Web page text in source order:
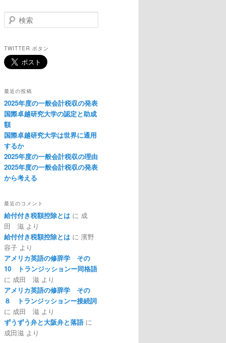
検
索
TWITTER ボタン
最近の投稿
2025年度の一般会計税収の発表
国際卓越研究大学の認定と助成
額
国際卓越研究大学は世界に通用
するか
2025年度の一般会計税収の理由
2025年度の一般会計税収の発表
から考える
最近のコメント
給付付き税額控除とは に 成
田 滋 より
給付付き税額控除とは に 濱野
容子 より
アメリカ英語の修辞学 その
10 トランジッションー同格語
に 成田 滋 より
アメリカ英語の修辞学 その
８ トランジッションー接続詞
に 成田 滋 より
ずうずう弁と大阪弁と落語に
成田滋 より